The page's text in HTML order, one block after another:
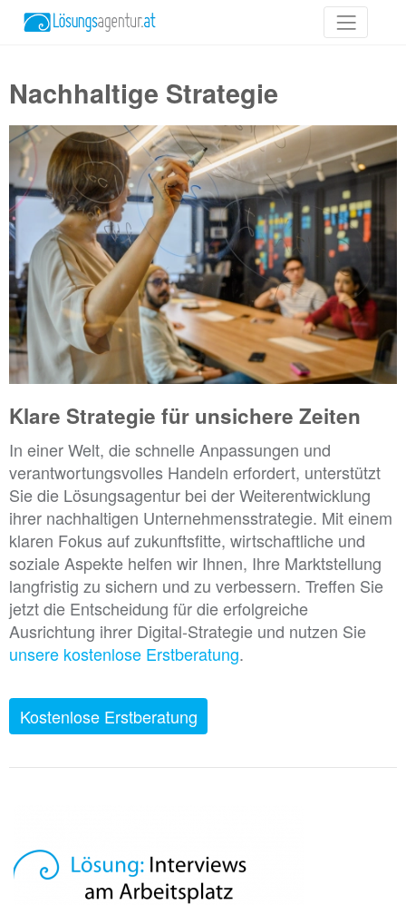
Nachhaltige Strategie
Klare Strategie für unsichere Zeiten
In einer Welt, die schnelle Anpassungen und
verantwortungsvolles Handeln erfordert, unterstützt
Sie die Lösungsagentur bei der Weiterentwicklung
ihrer nachhaltigen Unternehmensstrategie. Mit einem
klaren Fokus auf zukunftsfitte, wirtschaftliche und
soziale Aspekte helfen wir Ihnen, Ihre Marktstellung
langfristig zu sichern und zu verbessern. Treffen Sie
jetzt die Entscheidung für die erfolgreiche
Ausrichtung ihrer Digital-Strategie und nutzen Sie
unsere kostenlose Erstberatung.
Kostenlose Erstberatung